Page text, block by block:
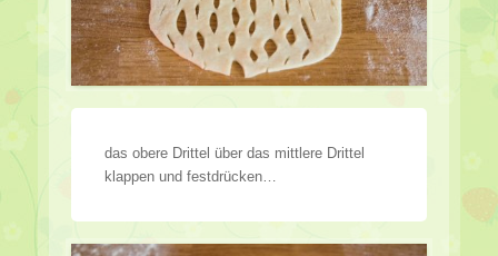
das obere Drittel über das mittlere Drittel
klappen und festdrücken…